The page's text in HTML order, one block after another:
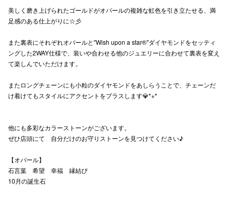
美しく磨き上げられたゴールドがオパールの複雑な虹色を引き立たせる、満
足感のある仕上がりに☆彡
また裏表にそれぞれオパールと"Wish upon a star®"ダイヤモンドをセッティ
ングした2WAY仕様で、装いや合わせる他のジュエリーに合わせて裏表を変え
て楽しんでいただけます。
またロングチェーンにも小粒のダイヤモンドをあしらうことで、チェーンだ
け着けてもスタイルにアクセントをプラスします💎*+*
他にも多彩なカラーストーンがございます。
ぜひ店頭にて 自分だけのお守りストーンを見つけてください♪
【オパール】
石言葉 希望 幸福 縁結び
10月の誕生石
秋田
新百合
キャナルシ